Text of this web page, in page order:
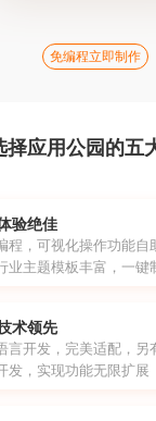
免编程立即制作
择应用公园的五
验绝佳
程，可视化操作功能自
业主题模板丰富，一键
术领先
言开发，完美适配，另
发，实现功能无限扩展